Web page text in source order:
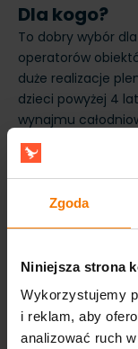
Zgoda
Niniejsza strona
Wykorzystujemy
i reklam, aby
analizować ruch
Dla kogo?
To dobry wybór
operatorów
duże realizacje
dzieci powyżej 4
wynajmu
biletowanej strefy
ułatwia wejście
formalnymi
przewidywalność